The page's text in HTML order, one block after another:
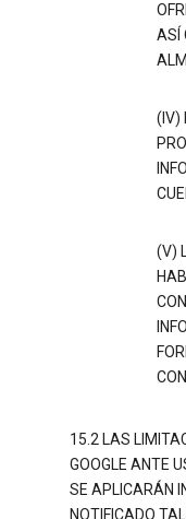
ASÍ
(IV)
(V)
15.2 LAS
GOOGLE ANTE
SE APLICARÁN
NOTIFICADO